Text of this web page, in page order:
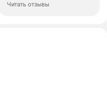
Читать отзывы